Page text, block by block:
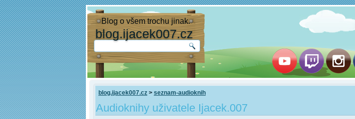
blog.ijacek007.cz
Blog o všem trochu jinak.
blog.ijacek007.cz > seznam-audioknih
Audioknihy uživatele Ijacek.007